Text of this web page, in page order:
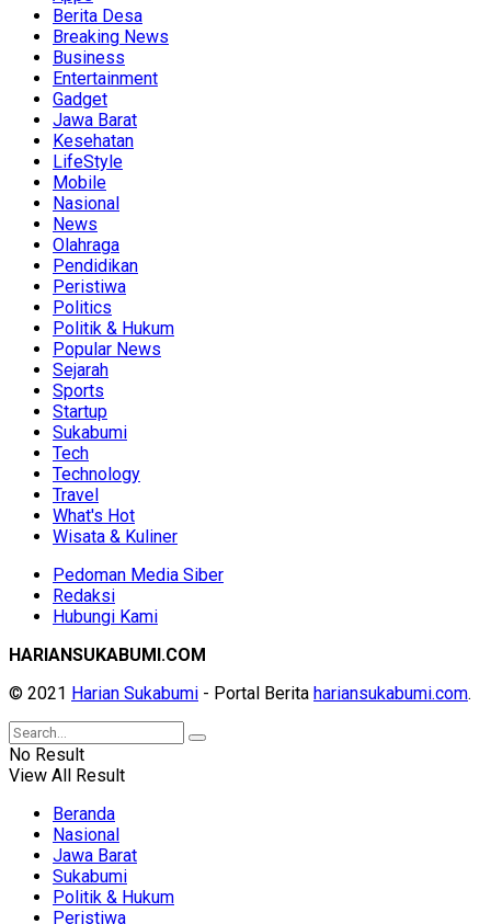
Berita Desa
Breaking News
Business
Entertainment
Gadget
Jawa Barat
Kesehatan
LifeStyle
Mobile
Nasional
News
Olahraga
Pendidikan
Peristiwa
Politics
Politik & Hukum
Popular News
Sejarah
Sports
Startup
Sukabumi
Tech
Technology
Travel
What's Hot
Wisata & Kuliner
Pedoman Media Siber
Redaksi
Hubungi Kami
HARIANSUKABUMI.COM
© 2021 Harian Sukabumi - Portal Berita hariansukabumi.com.
No Result
View All Result
Beranda
Nasional
Jawa Barat
Sukabumi
Politik & Hukum
Peristiwa